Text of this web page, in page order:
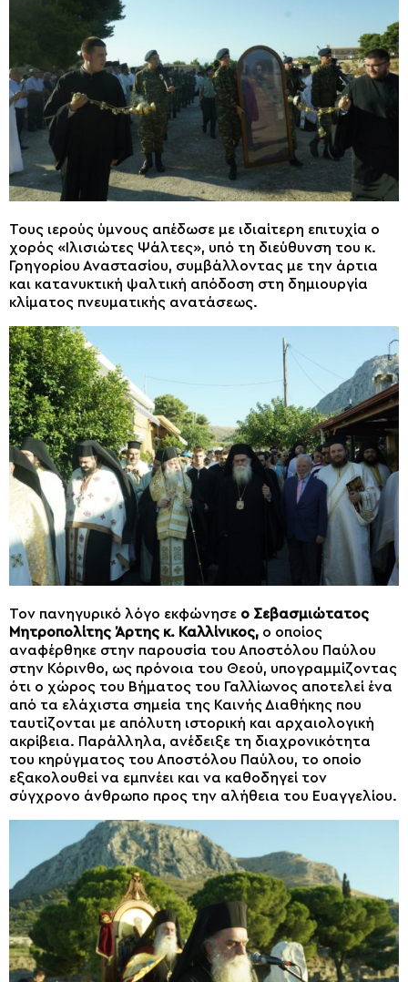
Τους ιερούς ύμνους απέδωσε με ιδιαίτερη επιτυχία ο
χορός «Ιλισιώτες Ψάλτες», υπό τη διεύθυνση του κ.
Γρηγορίου Αναστασίου, συμβάλλοντας με την άρτια
και κατανυκτική ψαλτική απόδοση στη δημιουργία
κλίματος πνευματικής ανατάσεως.
Τον πανηγυρικό λόγο εκφώνησε ο Σεβασμιώτατος
Μητροπολίτης Άρτης κ. Καλλίνικος, ο οποίος
αναφέρθηκε στην παρουσία του Αποστόλου Παύλου
στην Κόρινθο, ως πρόνοια του Θεού, υπογραμμίζοντας
ότι ο χώρος του Βήματος του Γαλλίωνος αποτελεί ένα
από τα ελάχιστα σημεία της Καινής Διαθήκης που
ταυτίζονται με απόλυτη ιστορική και αρχαιολογική
ακρίβεια. Παράλληλα, ανέδειξε τη διαχρονικότητα
του κηρύγματος του Αποστόλου Παύλου, το οποίο
εξακολουθεί να εμπνέει και να καθοδηγεί τον
σύγχρονο άνθρωπο προς την αλήθεια του Ευαγγελίου.